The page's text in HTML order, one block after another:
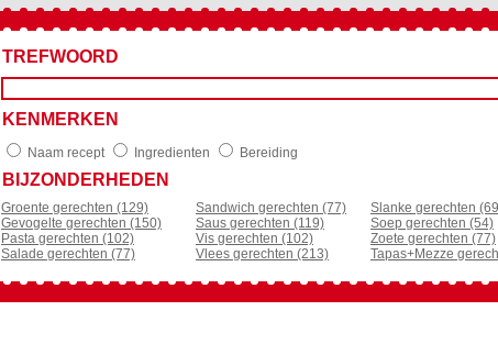
TREFWOORD
KENMERKEN
Naam recept Ingredienten Bereiding
BIJZONDERHEDEN
Groente gerechten (129)
Gevogelte gerechten (150)
Pasta gerechten (102)
Salade gerechten (77)
Sandwich gerechten (77)
Saus gerechten (119)
Vis gerechten (102)
Vlees gerechten (213)
Slanke gerechten
Soep gerechten (54)
Zoete gerechten (77)
Tapas+Mezze